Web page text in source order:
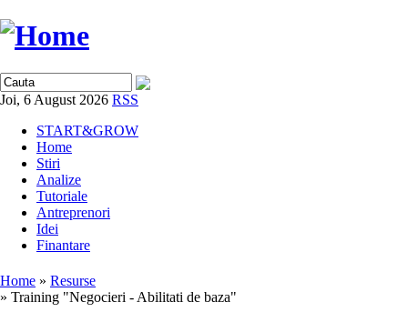
Joi, 6 August 2026 RSS
START&GROW
Home
Stiri
Analize
Tutoriale
Antreprenori
Idei
Finantare
Home » Resurse
» Training "Negocieri - Abilitati de baza"